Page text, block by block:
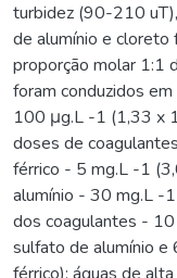
turbidez (90-210
de alumínio e cloreto
proporção molar 1:1
foram conduzidos
100 μg.L -1 (1,33 x
doses de
férrico - 5 mg.L -1
alumínio - 30 mg.L -
dos coagulantes -
sulfato de alumínio